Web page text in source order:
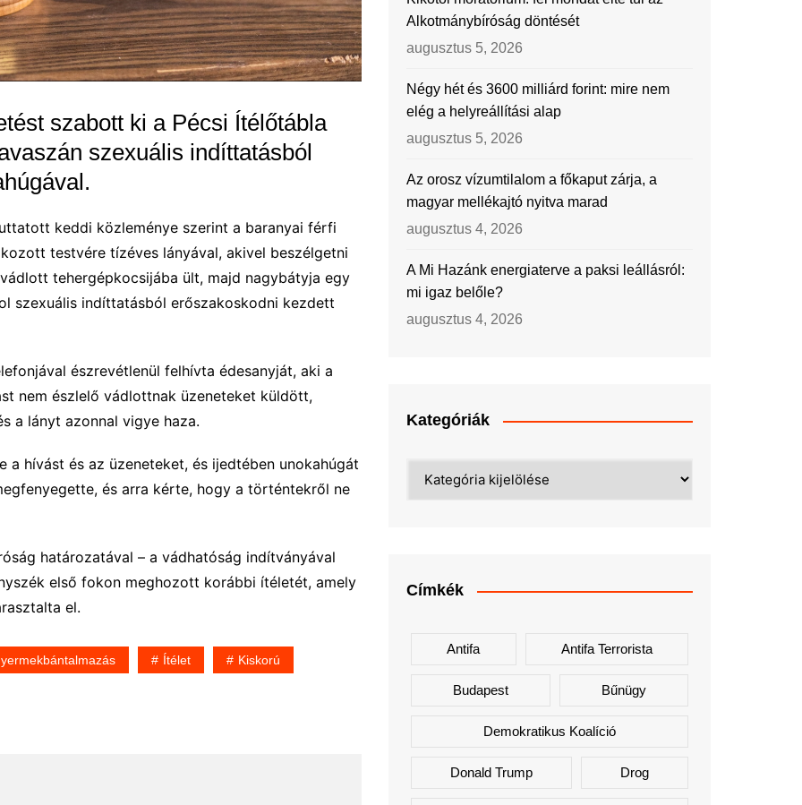
szabott ki a Pécsi Ítélőtábla
szexuális indíttatásból
keddi közleménye szerint a baranyai férfi
testvére tízéves lányával, akivel beszélgetni
tehergépkocsijába ült, majd nagybátyja egy
szexuális indíttatásból erőszakoskodni kezdett
észrevétlenül felhívta édesanyját, aki a
nem észlelő vádlottnak üzeneteket küldött,
a lányt azonnal vigye haza.
hívást és az üzeneteket, és ijedtében unokahúgát
és arra kérte, hogy a történtekről ne
határozatával – a vádhatóság indítványával
első fokon meghozott korábbi ítéletét, amely
el.
Ítélet Kiskorú
Alkotmánybíróság döntését
augusztus 5, 2026
Négy hét és 3600 milliárd forint: mire nem
elég a helyreállítási alap
augusztus 5, 2026
Az orosz vízumtilalom a főkaput zárja, a
magyar mellékajtó nyitva marad
augusztus 4, 2026
A Mi Hazánk energiaterve a paksi leállásról:
mi igaz belőle?
augusztus 4, 2026
Kategóriák
Címkék
Antifa Antifa Terrorista
Budapest Bűnügy
Demokratikus Koalíció
Donald Trump Drog